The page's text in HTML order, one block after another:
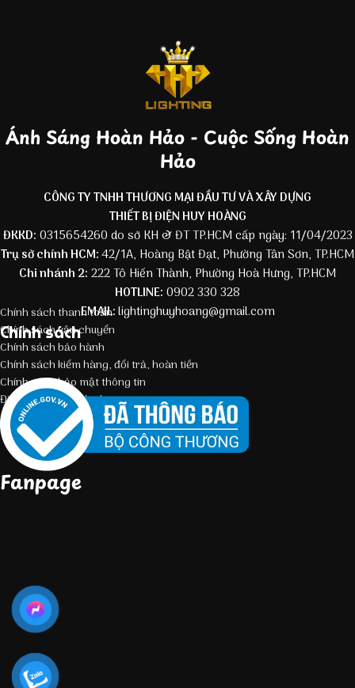
Ánh Sáng Hoàn Hảo - Cuộc Sống Hoàn
Hảo
CÔNG TY TNHH THƯƠNG MẠI ĐẦU TƯ VÀ XÂY DỰNG
THIẾT BỊ ĐIỆN HUY HOÀNG
ĐKKD: 0315654260 do sở KH & ĐT TP.HCM cấp ngày: 11/04/2023
Trụ sở chính HCM:42/1A, Hoàng Bật Đạt, Phường Tân Sơn, TP.HCM
Chi nhánh 2: 222 Tô Hiến Thành, Phường Hoà Hưng, TP.HCM
HOTLINE: 0902 330 328
EMAIL:lightinghuyhoang@gmail.com
Chính sách
Chính sách thanh toán
Chính sách vận chuyển
Chính sách bảo hành
Chính sách kiểm hàng, đổi trả, hoàn tiền
Chính sách bảo mật thông tin
Điều kiện giao dịch chung
Fanpage